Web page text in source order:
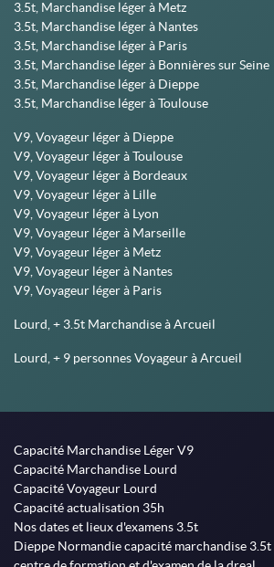
3.5t, Marchandise léger à Metz
3.5t, Marchandise léger à Nantes
3.5t, Marchandise léger à Paris
3.5t, Marchandise léger à Bonnières sur Seine
3.5t, Marchandise léger à Dieppe
3.5t, Marchandise léger à Toulouse
V9, Voyageur léger à Dieppe
V9, Voyageur léger à Toulouse
V9, Voyageur léger à Bordeaux
V9, Voyageur léger à Lille
V9, Voyageur léger à Lyon
V9, Voyageur léger à Marseille
V9, Voyageur léger à Metz
V9, Voyageur léger à Nantes
V9, Voyageur léger à Paris
Lourd, + 3.5t Marchandise à Arcueil
Lourd, + 9 personnes Voyageur à Arcueil
Capacité Marchandise Léger V9
Capacité Marchandise Lourd
Capacité Voyageur Lourd
Capacité actualisation 35h
Nos dates et lieux d'examens 3.5t
Dieppe Normandie capacité marchandise